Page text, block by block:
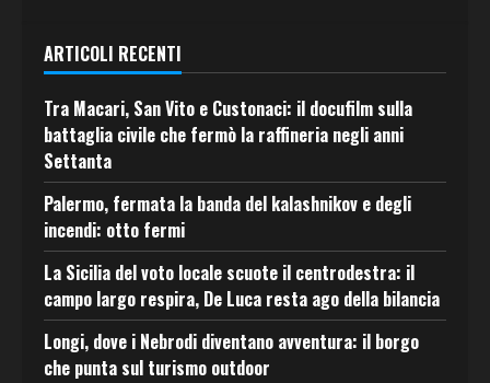
ARTICOLI RECENTI
Tra Macari, San Vito e Custonaci: il docufilm sulla
battaglia civile che fermò la raffineria negli anni
Settanta
Palermo, fermata la banda del kalashnikov e degli
incendi: otto fermi
La Sicilia del voto locale scuote il centrodestra: il
campo largo respira, De Luca resta ago della bilancia
Longi, dove i Nebrodi diventano avventura: il borgo
che punta sul turismo outdoor